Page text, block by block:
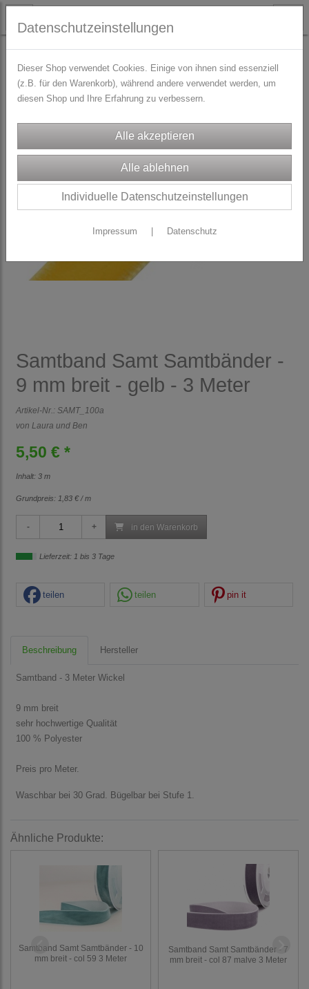
TRACHTENZUBEHÖR Samtbänder
Samtband Samt Samtbänder -
9 mm breit - gelb - 3 Meter
Artikel-Nr.: SAMT_100a
von Laura und Ben
5,50 € *
Inhalt: 3 m
Grundpreis: 1,83 € / m
in den Warenkorb
Lieferzeit: 1 bis 3 Tage
teilen teilen pin it
Beschreibung Hersteller
Samtband - 3 Meter Wickel
9 mm breit
sehr hochwertige Qualität
100 % Polyester
Preis pro Meter.
Waschbar bei 30 Grad. Bügelbar bei Stufe 1.
Ähnliche Produkte:
Samtband Samt Samtbänder - 10
mm breit - col 59 3 Meter
Samtband Samt Samtbänder - 7
mm breit - col 87 malve 3 Meter
Datenschutzeinstellungen
Dieser Shop verwendet Cookies. Einige von ihnen sind essenziell
(z.B. für den Warenkorb), während andere verwendet werden, um
diesen Shop und Ihre Erfahrung zu verbessern.
Individuelle Datenschutzeinstellungen
Impressum Datenschutz